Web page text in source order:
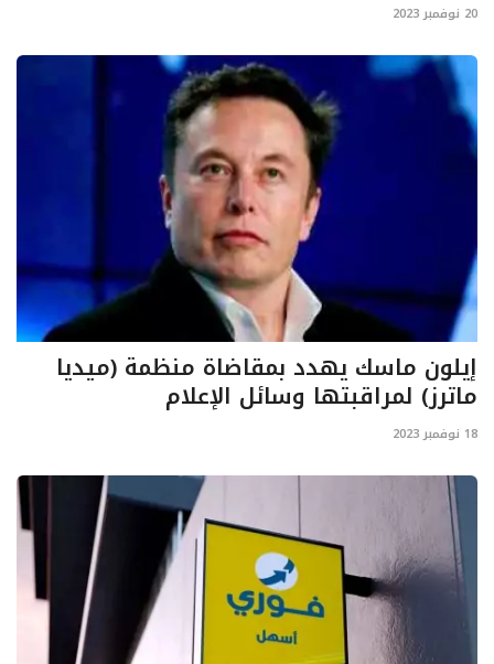
20 نوفمبر 2023
إيلون ماسك يهدد بمقاضاة منظمة (ميديا
ماترز) لمراقبتها وسائل الإعلام
18 نوفمبر 2023